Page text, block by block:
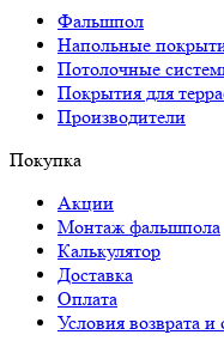
Фальшпол
Напольные
Потолочные
Покрытия для
Производители
Покупка
Акции
Монтаж фальшпола
Калькулятор
Доставка
Оплата
Условия возврата и